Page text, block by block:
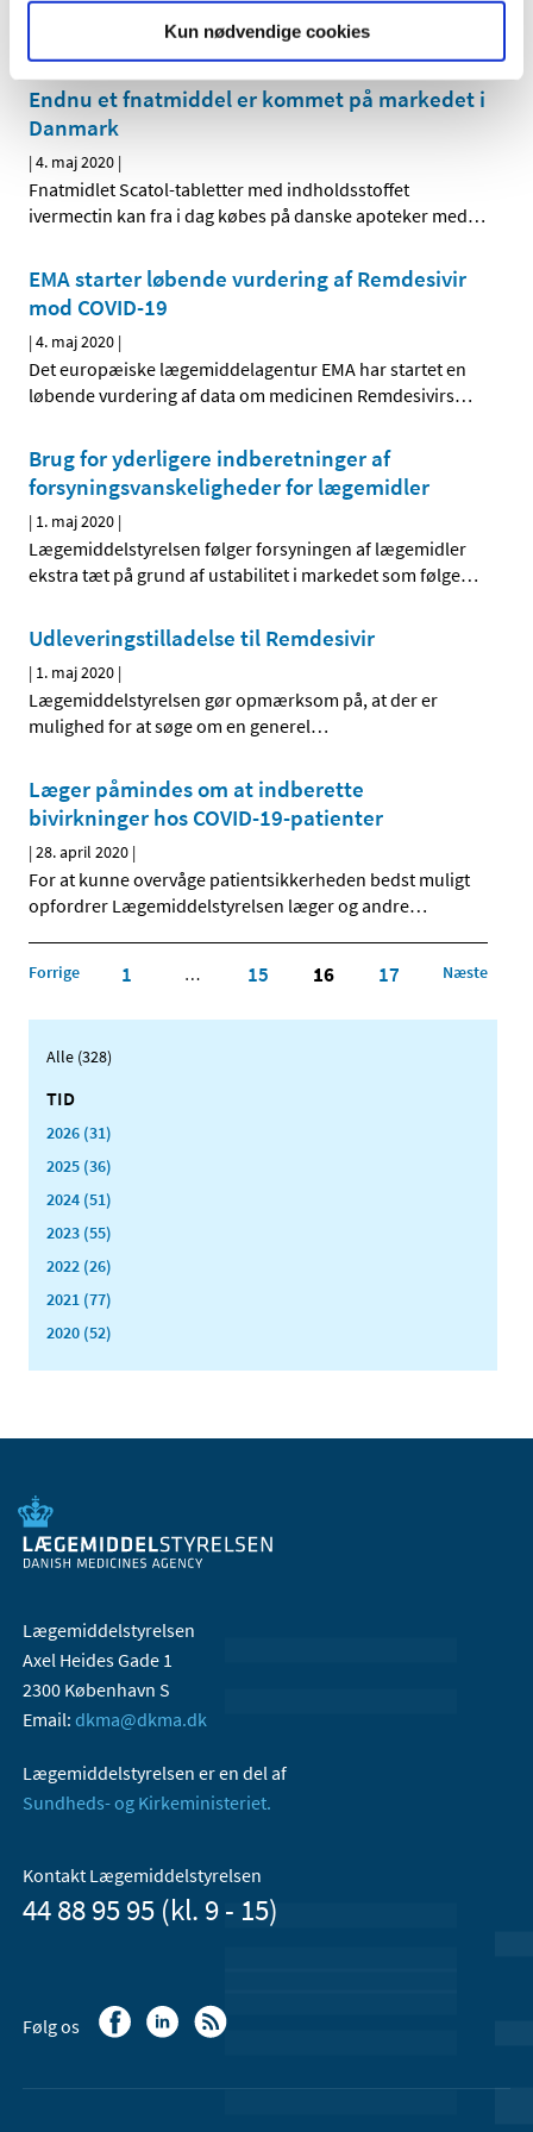
Kun nødvendige cookies
Lægemiddelstyrelsens har den 4. maj 2020 ændret
udleveringsbestemmelsen for azithromycin (tabletter
Endnu et fnatmiddel er kommet på markedet i
Danmark
|4. maj 2020 |
Fnatmidlet Scatol-tabletter med indholdsstoffet
ivermectin kan fra i dag købes på danske apoteker med…
EMA starter løbende vurdering af Remdesivir
mod COVID-19
|4. maj 2020 |
Det europæiske lægemiddelagentur EMA har startet en
løbende vurdering af data om medicinen Remdesivirs…
Brug for yderligere indberetninger af
forsyningsvanskeligheder for lægemidler
| 1. maj 2020 |
Lægemiddelstyrelsen følger forsyningen af lægemidler
ekstra tæt på grund af ustabilitet i markedet som følge…
Udleveringstilladelse til Remdesivir
| 1. maj 2020 |
Lægemiddelstyrelsen gør opmærksom på, at der er
mulighed for at søge om en generel…
Læger påmindes om at indberette
bivirkninger hos COVID-19-patienter
|28. april 2020 |
For at kunne overvåge patientsikkerheden bedst muligt
opfordrer Lægemiddelstyrelsen læger og andre…
Forrige 1 … 15 16 17 Næste
Alle (328)
TID
2026 (31)
2025 (36)
2024 (51)
2023 (55)
2022 (26)
2021 (77)
2020 (52)
Lægemiddelstyrelsen
Axel Heides Gade 1
2300 København S
Email: dkma@dkma.dk
Lægemiddelstyrelsen er en del af
Sundheds- og Kirkeministeriet.
Kontakt Lægemiddelstyrelsen
44 88 95 95 (kl. 9 - 15)
Følg os